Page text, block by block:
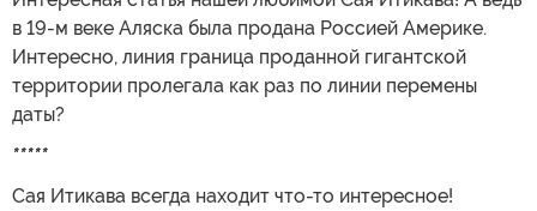
в 19-м веке Аляска была продана Россией Америке.
Интересно, линия граница проданной гигантской
территории пролегала как раз по линии перемены
даты?
*****
Сая Итикава всегда находит что-то интересное!